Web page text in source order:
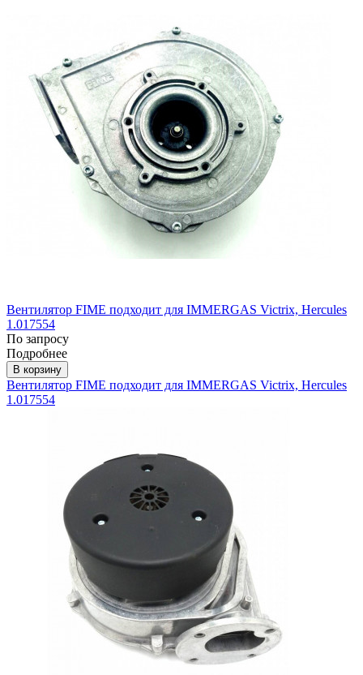
Вентилятор FIME подходит для IMMERGAS Victrix, Hercules
1.017554
По запросу
Подробнее
В корзину
Вентилятор FIME подходит для IMMERGAS Victrix, Hercules
1.017554